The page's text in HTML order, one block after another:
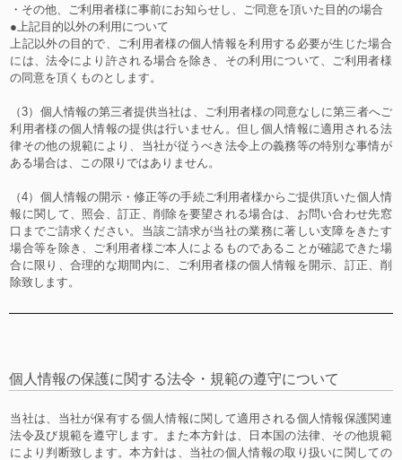
・その他、ご利用者様に事前にお知らせし、ご同意を頂いた目的の場合
●上記目的以外の利用について
上記以外の目的で、ご利用者様の個人情報を利用する必要が生じた場合
には、法令により許される場合を除き、その利用について、ご利用者様
の同意を頂くものとします。
（3）個人情報の第三者提供当社は、ご利用者様の同意なしに第三者へご
利用者様の個人情報の提供は行いません。但し個人情報に適用される法
律その他の規範により、当社が従うべき法令上の義務等の特別な事情が
ある場合は、この限りではありません。
（4）個人情報の開示・修正等の手続ご利用者様からご提供頂いた個人情
報に関して、照会、訂正、削除を要望される場合は、お問い合わせ先窓
口までご請求ください。当該ご請求が当社の業務に著しい支障をきたす
場合等を除き、ご利用者様ご本人によるものであることが確認できた場
合に限り、合理的な期間内に、ご利用者様の個人情報を開示、訂正、削
除致します。
個人情報の保護に関する法令・規範の遵守について
当社は、当社が保有する個人情報に関して適用される個人情報保護関連
法令及び規範を遵守します。また本方針は、日本国の法律、その他規範
により判断致します。本方針は、当社の個人情報の取り扱いに関しての